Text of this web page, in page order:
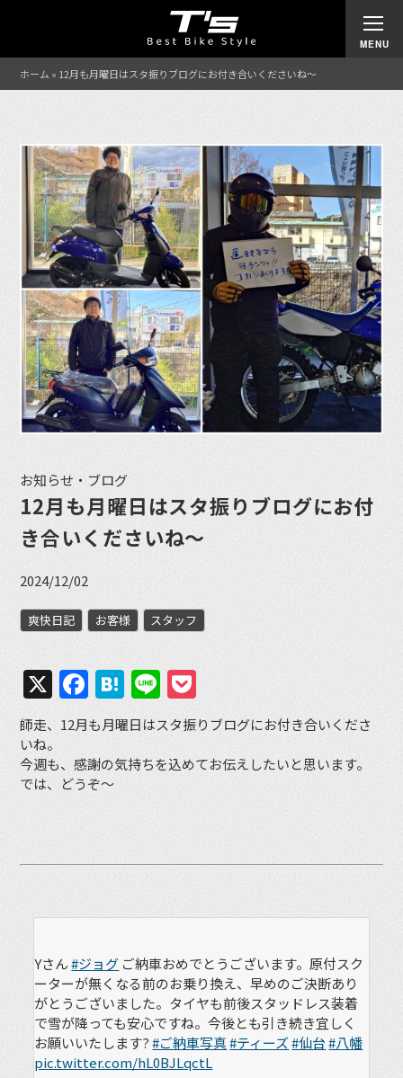
ホーム » 12月も月曜日はスタ振りブログにお付き合いくださいね〜
お知らせ・ブログ
12月も月曜日はスタ振りブログにお付
き合いくださいね〜
2024/12/02
爽快日記 お客様 スタッフ
X Facebook
Hatena
Line
師走、12月も月曜日はスタ振りブログにお付き合いくださ
いね。
今週も、感謝の気持ちを込めてお伝えしたいと思います。
では、どうぞ〜
Yさん#ジョグ ご納車おめでとうございます。原付スク
ーターが無くなる前のお乗り換え、早めのご決断あり
がとうございました。タイヤも前後スタッドレス装着
で雪が降っても安心ですね。今後とも引き続き宜しく
お願いいたします?#ご納車写真#ティーズ#仙台#八幡
pic.twitter.com/hL0BJLqctL